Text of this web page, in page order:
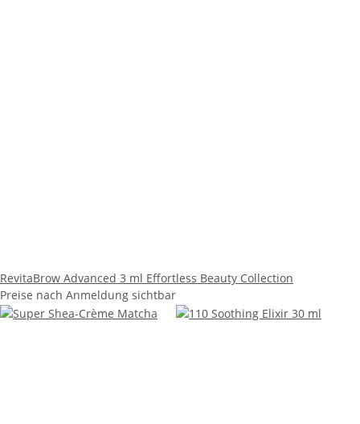
RevitaBrow Advanced 3 ml Effortless Beauty Collection
Preise nach Anmeldung sichtbar